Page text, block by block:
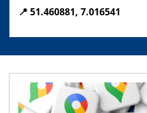
📍 51.460881, 7.016541